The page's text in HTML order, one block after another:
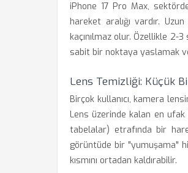
iPhone 17 Pro Max,
hareket aralığı vardır.
kaçınılmaz olur. Özellikle 2-
sabit bir noktaya yaslamak
Lens Temizliği: Küçük
Birçok kullanıcı, kamera
Lens üzerinde kalan en ufak
tabelalar) etrafında bir
görüntüde bir "yumuşama"
kısmını ortadan kaldırabilir.